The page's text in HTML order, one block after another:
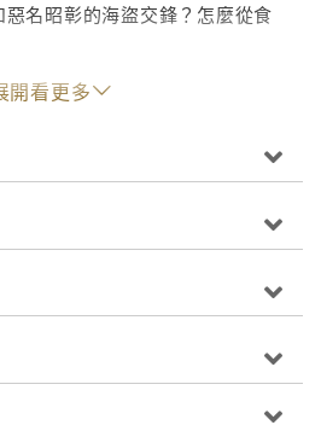
名昭彰的海盜交鋒？怎麼從食
，怎麼教訓壞事做盡的三十八名
斷，就等你一起來冒險！
願望。
開看更多